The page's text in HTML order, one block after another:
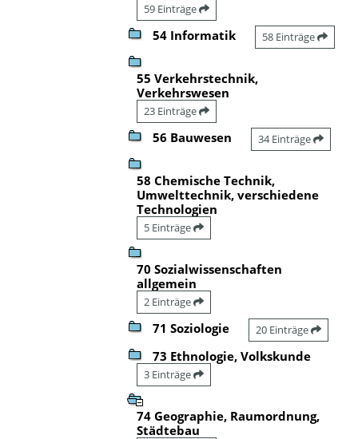
59 Einträge
54 Informatik 58 Einträge
55 Verkehrstechnik,
Verkehrswesen
23 Einträge
56 Bauwesen 34 Einträge
58 Chemische Technik,
Umwelttechnik, verschiedene
Technologien
5 Einträge
70 Sozialwissenschaften
allgemein
2 Einträge
71 Soziologie 20 Einträge
73 Ethnologie, Volkskunde
3 Einträge
74 Geographie, Raumordnung,
Städtebau